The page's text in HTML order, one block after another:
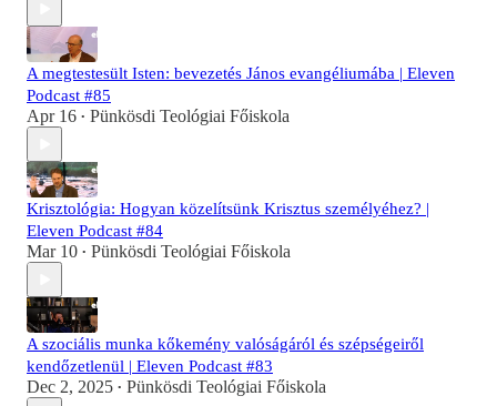
A megtestesült Isten: bevezetés János evangéliumába | Eleven
Podcast #85
Apr 16 • Pünkösdi Teológiai Főiskola
Krisztológia: Hogyan közelítsünk Krisztus személyéhez? |
Eleven Podcast #84
Mar 10 • Pünkösdi Teológiai Főiskola
A szociális munka kőkemény valóságáról és szépségeiről
kendőzetlenül | Eleven Podcast #83
Dec 2, 2025 • Pünkösdi Teológiai Főiskola